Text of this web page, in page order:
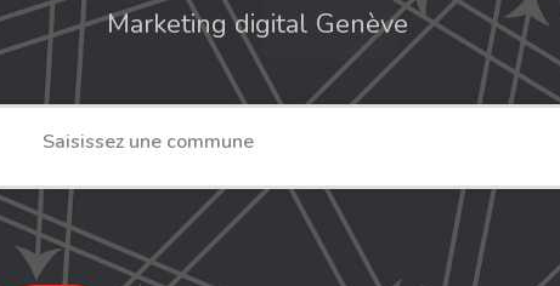
Marketing digital Genève